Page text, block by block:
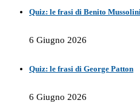
Quiz: le frasi di Benito
6 Giugno 2026
Quiz: le frasi di George Patton
6 Giugno 2026